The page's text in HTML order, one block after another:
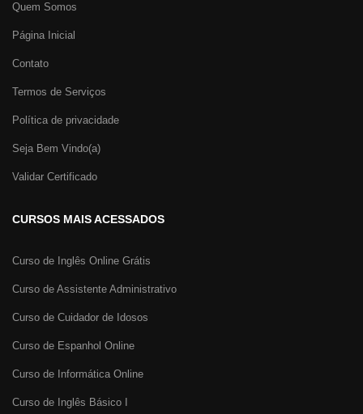
Quem Somos
Página Inicial
Contato
Termos de Serviços
Política de privacidade
Seja Bem Vindo(a)
Validar Certificado
CURSOS MAIS ACESSADOS
Curso de Inglês Online Grátis
Curso de Assistente Administrativo
Curso de Cuidador de Idosos
Curso de Espanhol Online
Curso de Informática Online
Curso de Inglês Básico I